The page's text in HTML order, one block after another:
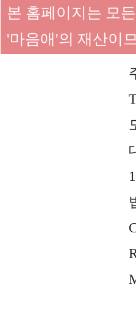
본 홈페이지는 모
'마음애'의 재산이